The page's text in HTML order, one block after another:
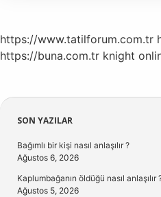
https://www.tatilforum.com.tr
https://buna.com.tr knight
Sidebar
SON YAZILAR
Bağımlı bir kişi nasıl anlaşılır ?
Ağustos 6, 2026
Kaplumbağanın öldüğü nasıl anlaşılır
Ağustos 5, 2026